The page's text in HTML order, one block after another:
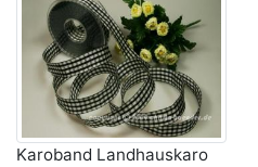
Karoband Landhauskaro